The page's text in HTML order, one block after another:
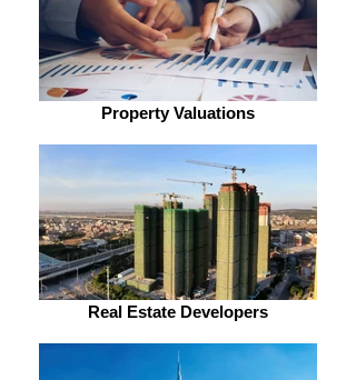
Property Valuations
Real Estate Developers